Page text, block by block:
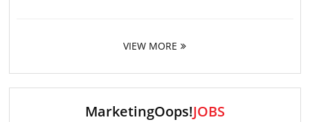
VIEW MORE
MarketingOops!JOBS